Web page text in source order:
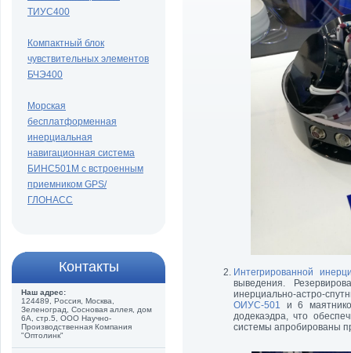
ТИУС400
Компактный блок
чувствительных элементов
БЧЭ400
Морская
бесплатформенная
инерциальная
навигационная система
БИНС501М с встроенным
приемником GPS/
ГЛОНАСС
Контакты
Наш адрес:
124489, Россия, Москва,
Зеленоград, Сосновая аллея, дом
6А, стр.5, ООО Научно-
Производственная Компания
"Оптолинк"
Интегрированной
выведения.
инерциально-астро-
ОИУС-501 и 6
додекаэдра, что
системы апробированы